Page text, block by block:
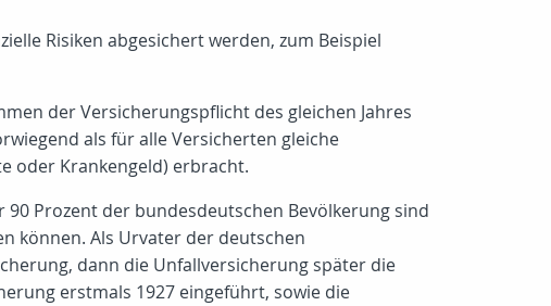
Risiken abgesichert werden, zum Beispiel
der Versicherungspflicht des gleichen Jahres
als für alle Versicherten gleiche
oder Krankengeld) erbracht.
Prozent der bundesdeutschen Bevölkerung sind
können. Als Urvater der deutschen
dann die Unfallversicherung später die
erstmals 1927 eingeführt, sowie die